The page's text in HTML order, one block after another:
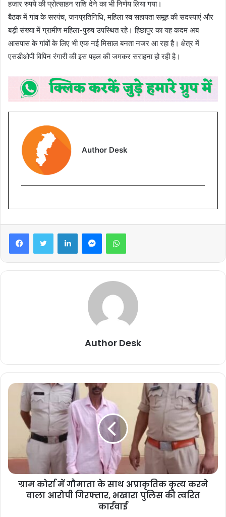
हजार रुपये की प्रोत्साहन राशि देने का भी निर्णय लिया गया।
बैठक में गांव के सरपंच, जनप्रतिनिधि, महिला स्व सहायता समूह की सदस्याएं और
बड़ी संख्या में ग्रामीण महिला-पुरुष उपस्थित रहे। हिंछापुर का यह कदम अब
आसपास के गांवों के लिए भी एक नई मिसाल बनता नजर आ रहा है। क्षेत्र में
एसडीओपी विपिन रंगारी की इस पहल की जमकर सराहना हो रही है।
Author Desk
FacebookTwitter LinkedInMessengerWhatsApp
Author Desk
ग्राम कोर्रा में गौमाता के साथ अप्राकृतिक कृत्य करने
वाला आरोपी गिरफ्तार, भखारा पुलिस की त्वरित
कार्रवाई